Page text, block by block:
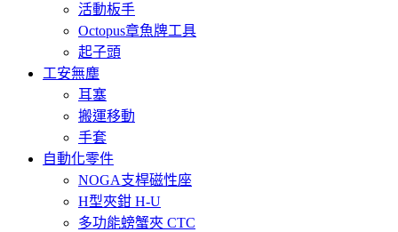
活動板手
Octopus章魚牌工具
起子頭
工安無塵
耳塞
搬運移動
手套
自動化零件
NOGA支桿磁性座
H型夾鉗 H-U
多功能螃蟹夾 CTC